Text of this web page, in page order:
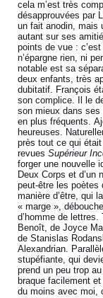
cela m’est très
désapprouvées par
un fait anodin, mais
autant sur ses
points de vue :
n’épargne rien, ni
notable est sa
deux enfants, très
dubitatif. François
son complice. Il le
son mieux dans
en plus fréquents.
heureuses.
près tout ce qui était
revuesSupérieur
forger une nouvelle
Deux Corps et d’un
peut-être les poètes
manière d’être, qui
« marge »,
d’homme de
Benoît, de Joyce
de Stanislas
Alexandrian.
stupéfiante, qui
prend un peu trop
braque facilement
du moins avec moi,